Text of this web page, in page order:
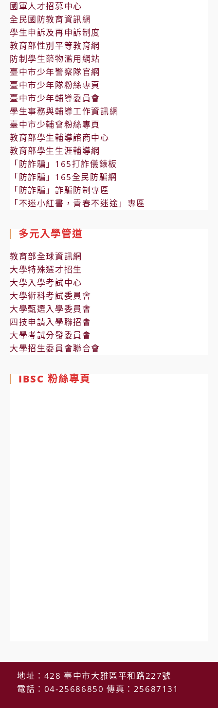
國軍人才招募中心
全民國防教育資訊網
學生申訴及再申訴制度
教育部性別平等教育網
防制學生藥物濫用網站
臺中市少年警察隊官網
臺中市少年隊粉絲專頁
臺中市少年輔導委員會
學生事務與輔導工作資訊網
臺中市少輔會粉絲專頁
教育部學生輔導諮商中心
教育部學生生涯輔導網
「防詐騙」165打詐儀錶板
「防詐騙」165全民防騙網
「防詐騙」詐騙防制專區
「不迷小紅書，青春不迷途」專區
多元入學管道
教育部全球資訊網
大學特殊選才招生
大學入學考試中心
大學術科考試委員會
大學甄選入學委員會
四技申請入學聯招會
大學考試分發委員會
大學招生委員會聯合會
IBSC 粉絲專頁
地址：428 臺中市大雅區平和路227號
電話：04-25686850 傳真：25687131